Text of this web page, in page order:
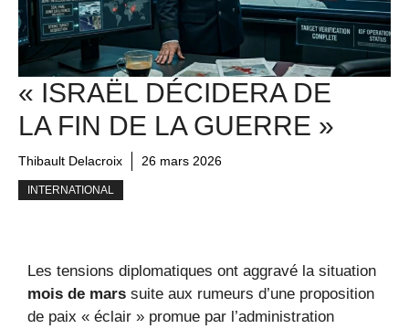
« ISRAËL DÉCIDERA DE
LA FIN DE LA GUERRE »
Thibault Delacroix 26 mars 2026
INTERNATIONAL
Les tensions diplomatiques ont aggravé la situation
mois de mars suite aux rumeurs d’une proposition
de paix « éclair » promue par l’administration